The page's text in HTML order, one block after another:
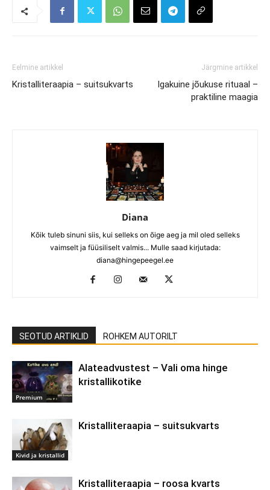
Eelmine artikkel
Kristalliteraapia – suitsukvarts
Järgmine artikkel
Igakuine jõukuse rituaal –
praktiline maagia
Diana
Kõik tuleb sinuni siis, kui selleks on õige aeg ja mil oled selleks
vaimselt ja füüsiliselt valmis... Mulle saad kirjutada:
diana@hingepeegel.ee
SEOTUD ARTIKLID ROHKEM AUTORILT
Premium
Alateadvustest – Vali oma hinge
kristallikotike
Kivid ja kristallid
Kristalliteraapia – suitsukvarts
Kristalliteraapia – roosa kvarts